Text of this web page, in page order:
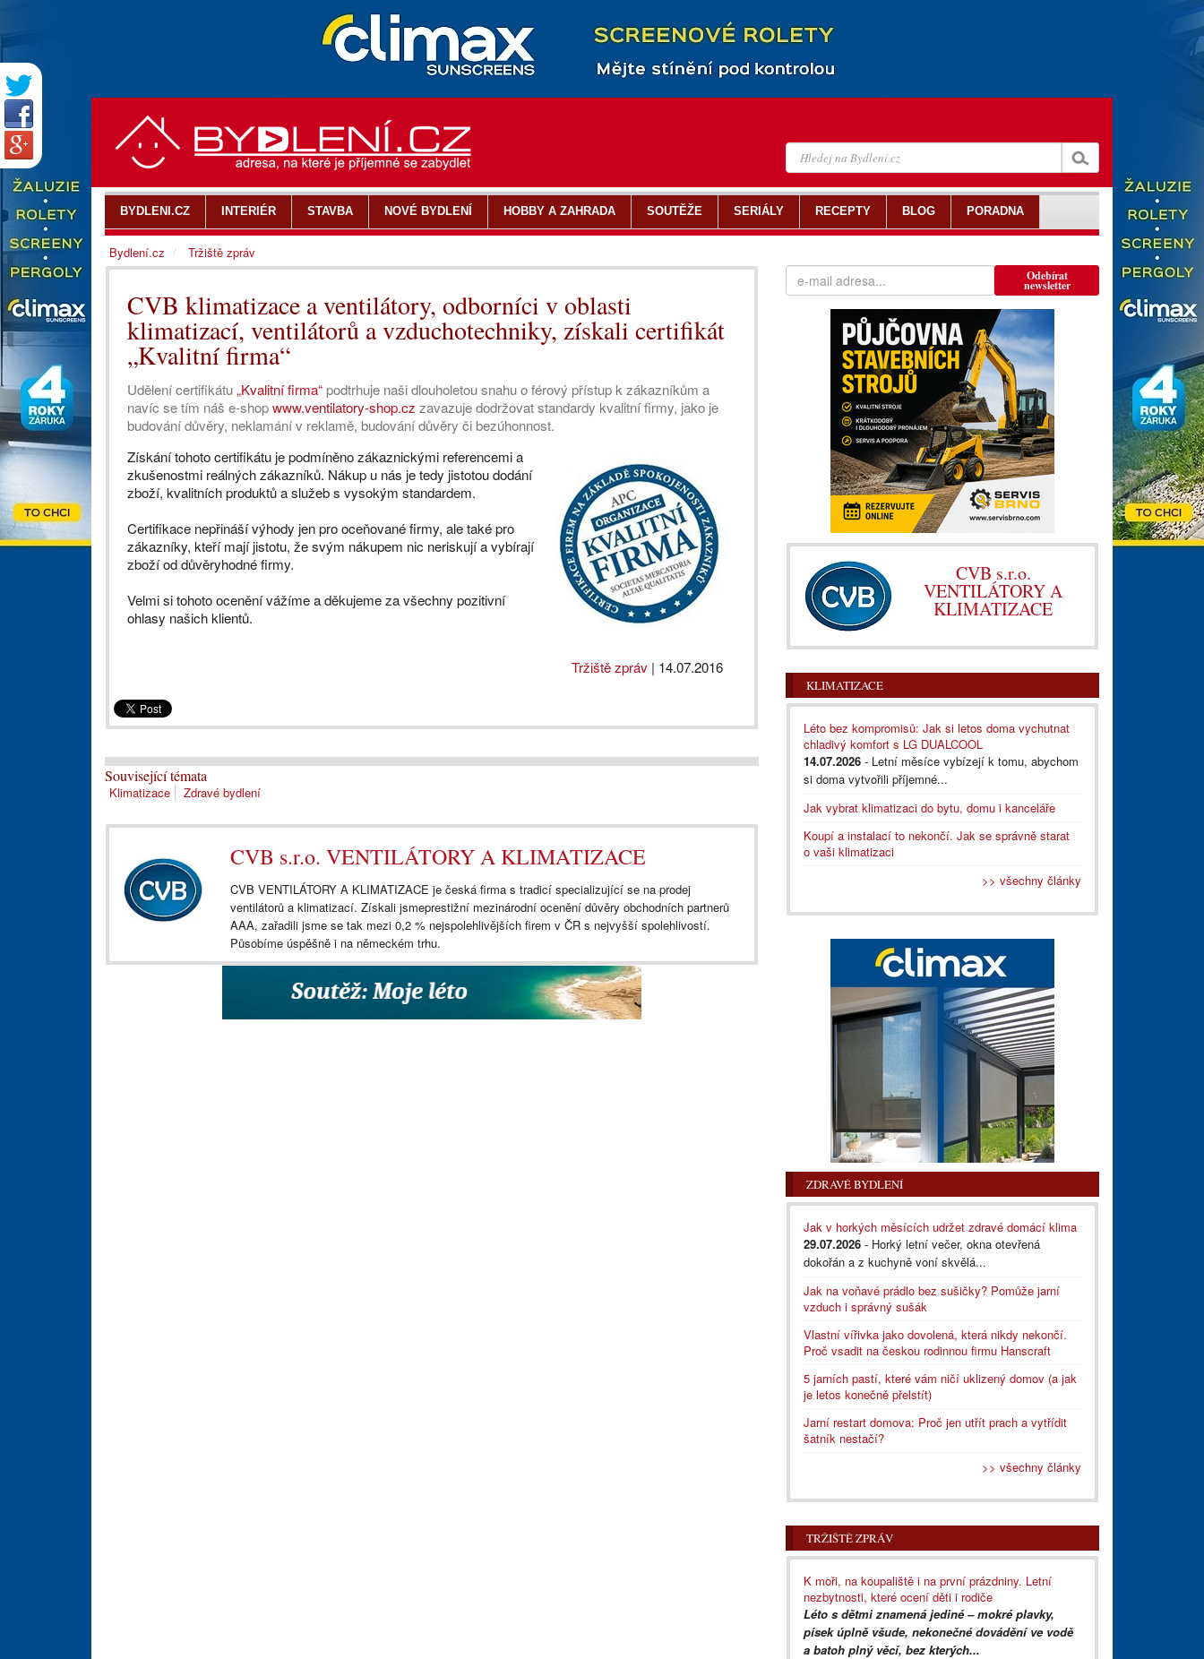
CVB klimatizace a ventilátory, odborníci v oblasti
klimatizací, ventilátorů a vzduchotechniky, získali certifikát
„Kvalitní firma“
Udělení certifikátu„Kvalitní firma“ podtrhuje naši dlouholetou snahu o férový přístup k zákazníkům a
navíc se tím náš e-shopwww.ventilatory-shop.cz zavazuje dodržovat standardy kvalitní firmy, jako je
budování důvěry, neklamání v reklamě, budování důvěry či bezúhonnost.
Získání tohoto certifikátu je podmíněno zákaznickými referencemi a
zkušenostmi reálných zákazníků. Nákup u nás je tedy jistotou dodání
zboží, kvalitních produktů a služeb s vysokým standardem.
Certifikace nepřináší výhody jen pro oceňované firmy, ale také pro
zákazníky, kteří mají jistotu, že svým nákupem nic neriskují a vybírají
zboží od důvěryhodné firmy.
Velmi si tohoto ocenění vážíme a děkujeme za všechny pozitivní
ohlasy našich klientů.
Tržiště zpráv | 14.07.2016
Související témata
Klimatizace Zdravé bydlení
CVB s.r.o. VENTILÁTORY A KLIMATIZACE
CVB VENTILÁTORY A KLIMATIZACE je česká firma s tradicí specializující se na prodej
ventilátorů a klimatizací. Získali jsmeprestižní mezinárodní ocenění důvěry obchodních partnerů
AAA, zařadili jsme se tak mezi 0,2 % nejspolehlivějších firem v ČR s nejvyšší spolehlivostí.
Působíme úspěšně i na německém trhu.
Odebírat
newsletter
CVB s.r.o.
VENTILÁTORY A
KLIMATIZACE
KLIMATIZACE
Léto bez kompromisů: Jak si letos doma vychutnat
chladivý komfort s LG DUALCOOL
14.07.2026 - Letní měsíce vybízejí k tomu, abychom
si doma vytvořili příjemné...
Jak vybrat klimatizaci do bytu, domu i kanceláře
Koupí a instalací to nekončí. Jak se správně starat
o vaši klimatizaci
>> všechny články
ZDRAVÉ BYDLENÍ
Jak v horkých měsících udržet zdravé domácí klima
29.07.2026 - Horký letní večer, okna otevřená
dokořán a z kuchyně voní skvělá...
Jak na voňavé prádlo bez sušičky? Pomůže jarní
vzduch i správný sušák
Vlastní vířivka jako dovolená, která nikdy nekončí.
Proč vsadit na českou rodinnou firmu Hanscraft
5 jarních pastí, které vám ničí uklizený domov (a jak
je letos konečně přelstít)
Jarní restart domova: Proč jen utřít prach a vytřídit
šatník nestačí?
>> všechny články
TRŽIŠTĚ ZPRÁV
K moři, na koupaliště i na první prázdniny. Letní
nezbytnosti, které ocení děti i rodiče
Léto s dětmi znamená jediné – mokré plavky,
písek úplně všude, nekonečné dovádění ve vodě
a batoh plný věcí, bez kterých...
BYDLENI.CZ INTERIÉR STAVBA NOVÉ BYDLENÍ HOBBY A ZAHRADA SOUTĚŽE SERIÁLY RECEPTY BLOG PORADNA
Bydlení.cz Tržiště zpráv